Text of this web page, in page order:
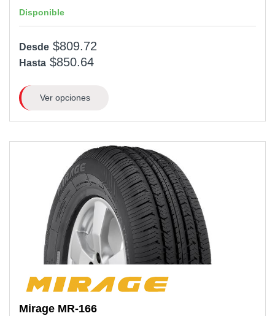
Disponible
Desde $809.72
Hasta $850.64
Ver opciones
Mirage MR-166